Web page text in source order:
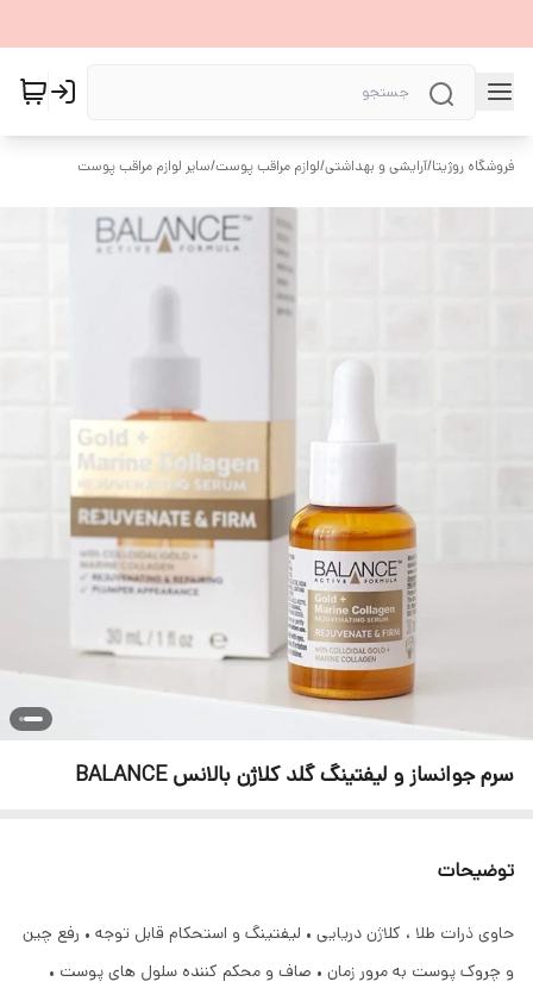
فروشگاه روژیتا/آرایشی و بهداشتی/لوازم مراقب پوست/سایر لوازم مراقب پوست
سرم جوانساز و لیفتینگ گلد کلاژن بالانس BALANCE
توضیحات
حاوی ذرات طلا ، کلاژن دریایی • لیفتینگ و استحکام قابل توجه • رفع چین
و چروک پوست به مرور زمان • صاف و محکم کننده سلول های پوست •